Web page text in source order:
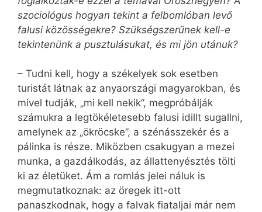
szociológus hogyan tekint a felbomlóban levő
falusi közösségekre? Szükségszerűnek kell-e
tekintenünk a pusztulásukat, és mi jön utánuk?
– Tudni kell, hogy a székelyek sok esetben
turistát látnak az anyaországi magyarokban, és
mivel tudják, „mi kell nekik”, megpróbálják
számukra a legtökéletesebb falusi idillt sugallni,
amelynek az „ökröcske”, a szénásszekér és a
pálinka is része. Miközben csakugyan a mezei
munka, a gazdálkodás, az állattenyésztés tölti
ki az életüket. Ám a romlás jelei náluk is
megmutatkoznak: az öregek itt-ott
panaszkodnak, hogy a falvak fiataljai már nem